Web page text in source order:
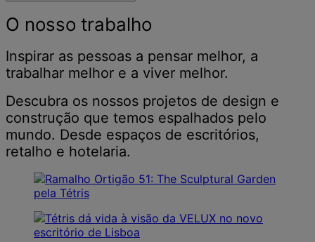
locais,
notícias
e
informações
O nosso trabalho
Inspirar as pessoas a pensar melhor, a
trabalhar melhor e a viver melhor.
Descubra os nossos projetos de design e
construção que temos espalhados pelo
mundo. Desde espaços de escritórios,
retalho e hotelaria.